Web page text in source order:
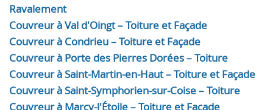
Ravalement
Couvreur à Val d'Oingt – Toiture et Façade
Couvreur à Condrieu – Toiture et Façade
Couvreur à Porte des Pierres Dorées – Toiture
Couvreur à Saint-Martin-en-Haut – Toiture et Façade
Couvreur à Saint-Symphorien-sur-Coise – Toiture
Couvreur à Marcy-l'Étoile – Toiture et Façade